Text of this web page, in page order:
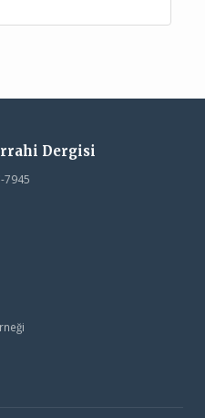
Dergisi
7945